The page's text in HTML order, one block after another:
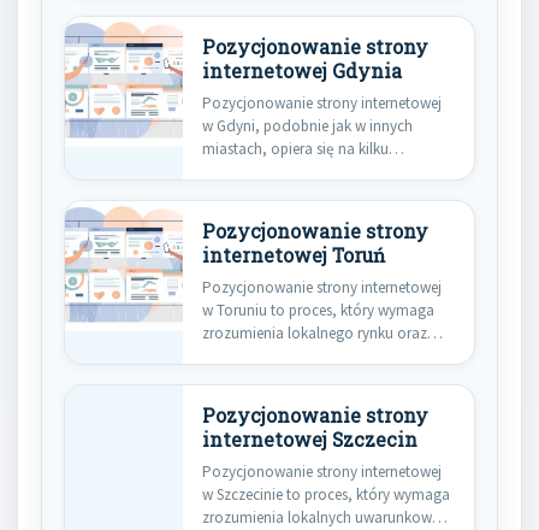
Pozycjonowanie strony
internetowej Gdynia
Pozycjonowanie strony internetowej
w Gdyni, podobnie jak w innych
miastach, opiera się na kilku
Pozycjonowanie strony
internetowej Toruń
Pozycjonowanie strony internetowej
w Toruniu to proces, który wymaga
zrozumienia lokalnego rynku oraz
Pozycjonowanie strony
internetowej Szczecin
Pozycjonowanie strony internetowej
w Szczecinie to proces, który wymaga
zrozumienia lokalnych uwarunkowań